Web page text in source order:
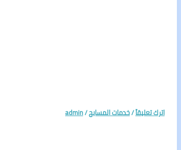
اترك تعليقاً/خدمات المسابح/
admin